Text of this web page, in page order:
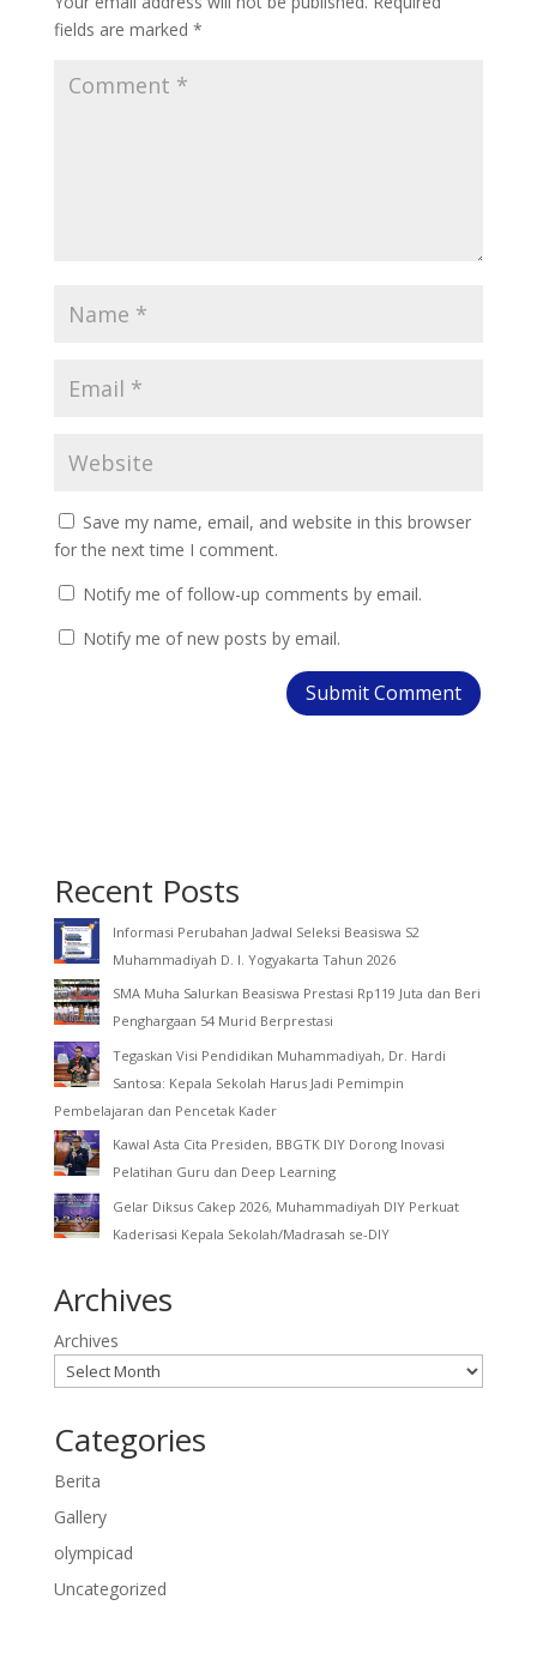
fields are marked *
Save my name, email, and website in this browser
for the next time I comment.
Notify me of follow-up comments by email.
Notify me of new posts by email.
Recent Posts
Informasi Perubahan Jadwal Seleksi Beasiswa S2
Muhammadiyah D. I. Yogyakarta Tahun 2026
SMA Muha Salurkan Beasiswa Prestasi Rp119 Juta dan Beri
Penghargaan 54 Murid Berprestasi
Tegaskan Visi Pendidikan Muhammadiyah, Dr. Hardi
Santosa: Kepala Sekolah Harus Jadi Pemimpin
Pembelajaran dan Pencetak Kader
Kawal Asta Cita Presiden, BBGTK DIY Dorong Inovasi
Pelatihan Guru dan Deep Learning
Gelar Diksus Cakep 2026, Muhammadiyah DIY Perkuat
Kaderisasi Kepala Sekolah/Madrasah se-DIY
Archives
Archives
Categories
Berita
Gallery
olympicad
Uncategorized